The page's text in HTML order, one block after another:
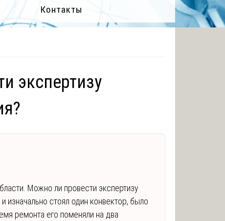
Контакты
экспертизу
Можно ли провести экспертизу
изначально стоял один конвектор, было
ремонта его поменяли на два